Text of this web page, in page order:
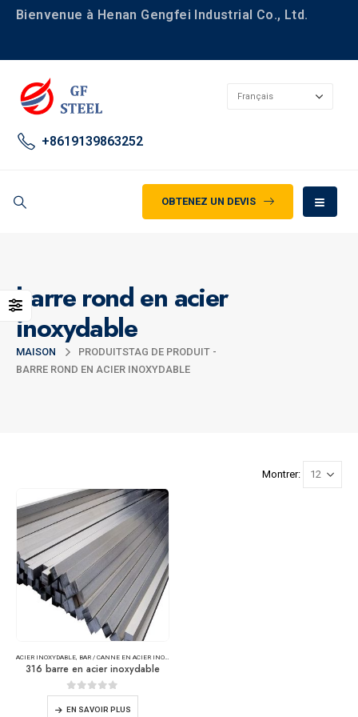
Bienvenue à Henan Gengfei Industrial Co., Ltd.
+8619139863252
OBTENEZ UN DEVIS
barre rond en acier
inoxydable
MAISON PRODUITSTAG DE PRODUIT -
BARRE ROND EN ACIER INOXYDABLE
Montrer:
ACIER INOXYDABLE, BAR / CANNE EN ACIER INOXYDABLE
316 barre en acier inoxydable
0sur 5
EN SAVOIR PLUS